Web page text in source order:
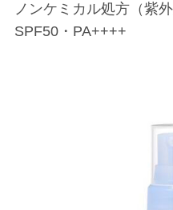
ノンケミカル処方（紫
SPF50・PA++++